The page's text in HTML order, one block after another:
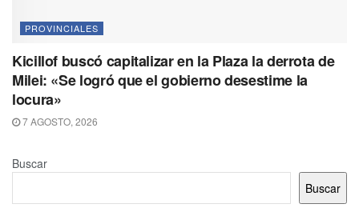
PROVINCIALES
Kicillof buscó capitalizar en la Plaza la derrota de
Milei: «Se logró que el gobierno desestime la
locura»
7 AGOSTO, 2026
Buscar
Buscar